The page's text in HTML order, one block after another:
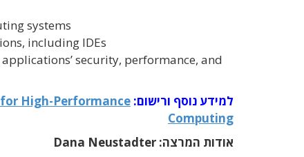
systems
including IDEs
security, performance, and
למידע נוסף ורישום: for High-Performance
Computing
אודות המרצה: Dana Neustadter